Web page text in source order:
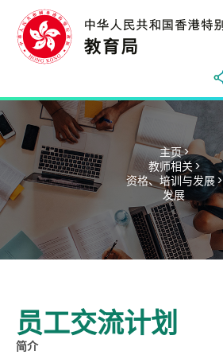
主页 >
教师相关 >
资格、培训与发展 >
发展
员工交流计划
简介